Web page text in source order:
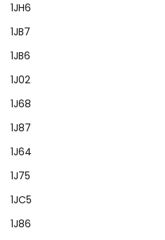
1JH6
1JB7
1JB6
1J02
1J68
1J87
1J64
1J75
1JC5
1J86